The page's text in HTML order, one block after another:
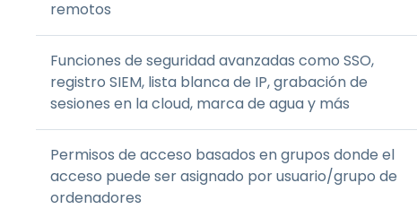
remotos
Funciones de seguridad avanzadas como SSO,
registro SIEM, lista blanca de IP, grabación de
sesiones en la cloud, marca de agua y más
Permisos de acceso basados en grupos donde el
acceso puede ser asignado por usuario/grupo de
ordenadores